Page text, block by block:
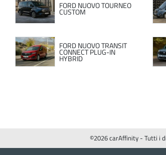
FORD NUOVO TOURNEO
CUSTOM
FORD NUOVO TRANSIT
CONNECT PLUG-IN
HYBRID
©2026 carAffinity - Tutti i